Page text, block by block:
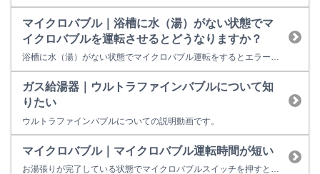
マイクロバブル｜浴槽に水（湯）がない状態でマ
イクロバブルを運転させるとどうなりますか？
浴槽に水（湯）がない状態でマイクロバブル運転をするとエラーが表示され使用することはできません。又、給湯器内部のポンプを傷める原因となります。
ガス給湯器｜ウルトラファインバブルについて知
りたい
ウルトラファインバブルについての説明動画です。
マイクロバブル｜マイクロバブル運転時間が短い
お湯張りが完了している状態でマイクロバブルスイッチを押すと、約10～15分のマイクロバブル運転を行います。 自動湯張りと連動している場合は、自動スイッチを押すと自動湯はりの終了後（保温開始時）に約20～30分のマイクロバブル運転を行います。 機器と浴槽との距離や配管形状によってマイクロバブルの運転時間は長くなったり短くなったりすることがあります。